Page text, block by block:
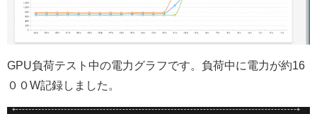
GPU負荷テスト中の電力グラフです。負荷中に電力が約16
００W記録しました。